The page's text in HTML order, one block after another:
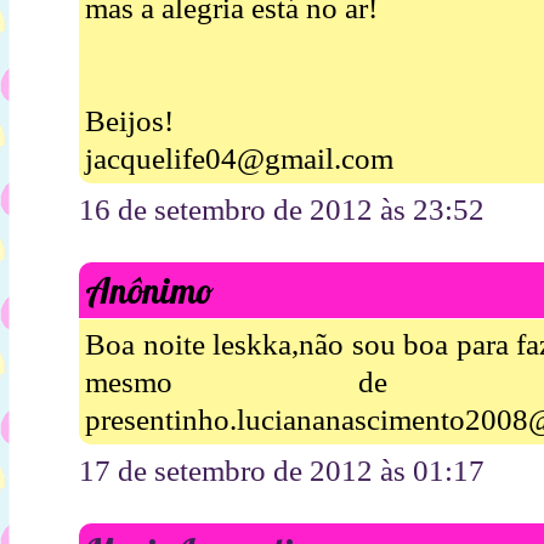
mas a alegria está no ar!
Beijos!
jacquelife04@gmail.com
16 de setembro de 2012 às 23:52
Anônimo
Boa noite leskka,não sou boa para
mesmo de
17 de setembro de 2012 às 01:17